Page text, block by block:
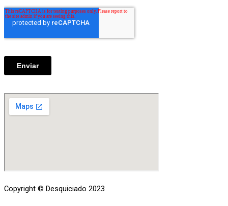
Copyright © Desquiciado 2023